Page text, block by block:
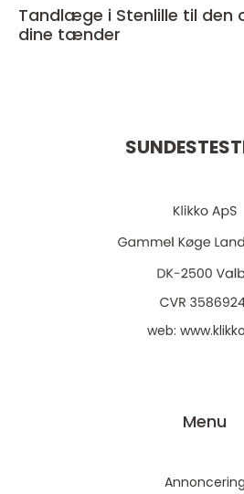
Tandlæge i Stenlille til den
dine tænder
web:
Menu
Annoncering